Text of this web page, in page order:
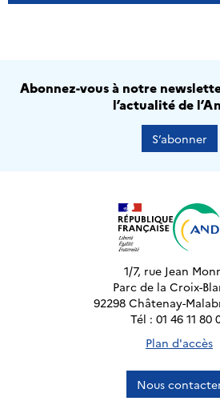
Abonnez-vous à notre
l’actualité de
S’abonner
1/7, rue Jean
Parc de la Croix-
92298 Châtenay-
Tél : 01 46 11 80
Plan d'accès
Nous